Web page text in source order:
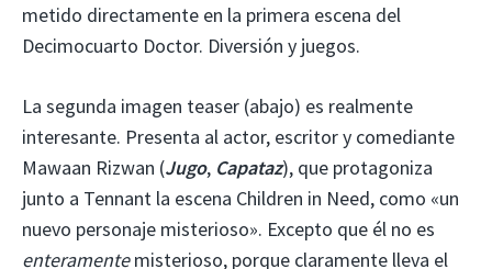
metido directamente en la primera escena del
Decimocuarto Doctor. Diversión y juegos.
La segunda imagen teaser (abajo) es realmente
interesante. Presenta al actor, escritor y comediante
Mawaan Rizwan (Jugo, Capataz), que protagoniza
junto a Tennant la escena Children in Need, como «un
nuevo personaje misterioso». Excepto que él no es
enteramentemisterioso, porque claramente lleva el